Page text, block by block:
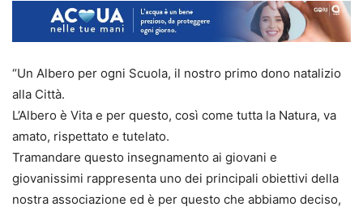
“Un Albero per ogni Scuola, il nostro primo dono natalizio
alla Città.
L’Albero è Vita e per questo, così come tutta la Natura, va
amato, rispettato e tutelato.
Tramandare questo insegnamento ai giovani e
giovanissimi rappresenta uno dei principali obiettivi della
nostra associazione ed è per questo che abbiamo deciso,